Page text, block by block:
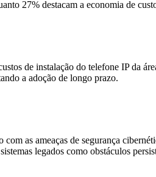
27% destacam a economia de
de instalação do telefone IP da
a adoção de longo prazo.
com as ameaças de segurança
legados como obstáculos